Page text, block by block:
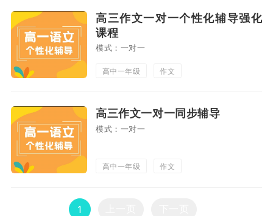
高三作文一对一个性化辅导强化
课程
模式：一对一
高中一年级 作文
高三作文一对一同步辅导
模式：一对一
高中一年级 作文
1